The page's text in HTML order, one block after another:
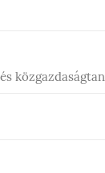
közgazdaságtan